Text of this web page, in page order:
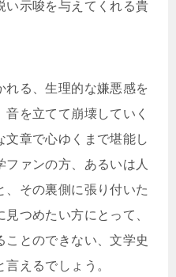
い示唆を与えてくれる貴
れる、生理的な嫌悪感を
を立てて崩壊していく
章で心ゆくまで堪能し
ァンの方、あるいは人
、その裏側に張り付いた
つめたい方にとって、
とのできない、文学史
言えるでしょう。